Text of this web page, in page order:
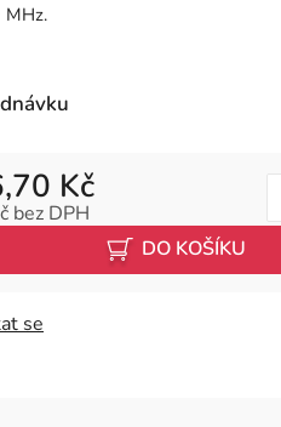
Kč
bez DPH
DO KOŠÍKU
se